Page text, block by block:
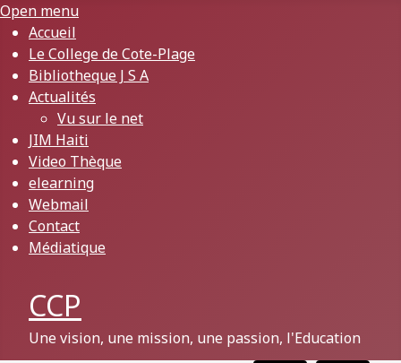
Open menu
Accueil
Le College de Cote-Plage
Bibliotheque J S A
Actualités
Vu sur le net
JIM Haiti
Video Thèque
elearning
Webmail
Contact
Médiatique
CCP
Une vision, une mission, une passion, l'Education